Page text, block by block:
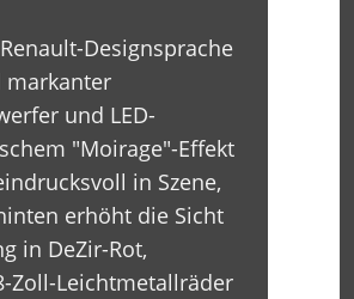
Designsprache
markanter
und LED-
"Moirage"-Effekt
in Szene,
erhöht die Sicht
in DeZir-Rot,
Zoll-Leichtmetallräder